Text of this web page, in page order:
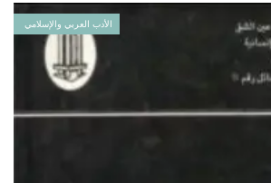
الأدب العربي والإسلامي